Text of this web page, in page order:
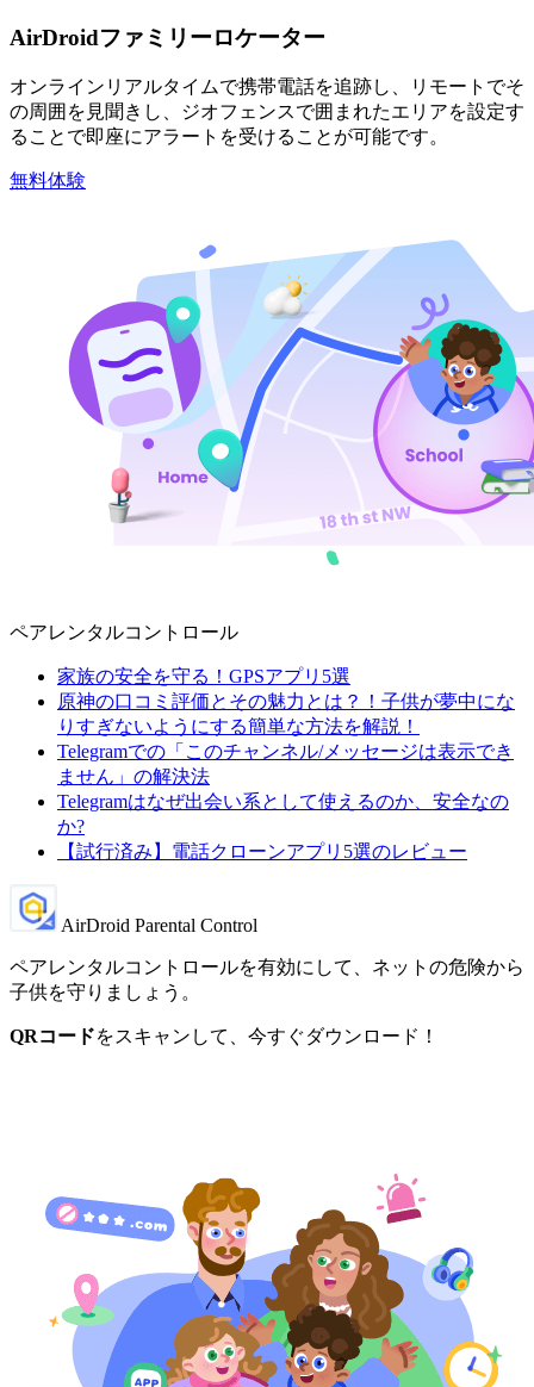
AirDroidファミリーロケーター
オンラインリアルタイムで携帯電話を追跡し、リモートでそ
の周囲を見聞きし、ジオフェンスで囲まれたエリアを設定す
ることで即座にアラートを受けることが可能です。
無料体験
ペアレンタルコントロール
家族の安全を守る！GPSアプリ5選
原神の口コミ評価とその魅力とは？！子供が夢中にな
りすぎないようにする簡単な方法を解説！
Telegramでの「このチャンネル/メッセージは表示でき
ません」の解決法
Telegramはなぜ出会い系として使えるのか、安全なの
か?
【試行済み】電話クローンアプリ5選のレビュー
AirDroid Parental Control
ペアレンタルコントロールを有効にして、ネットの危険から
子供を守りましょう。
QRコードをスキャンして、今すぐダウンロード！